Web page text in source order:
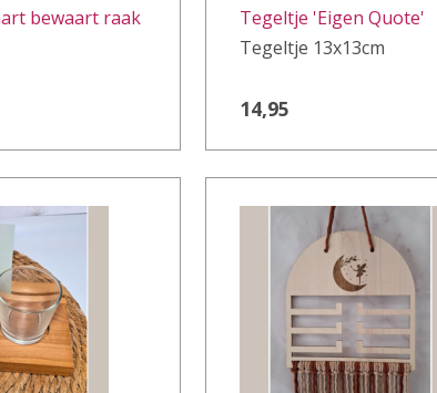
bewaart raak
Tegeltje 'Eigen Quote'
Tegeltje 13x13cm
14,95